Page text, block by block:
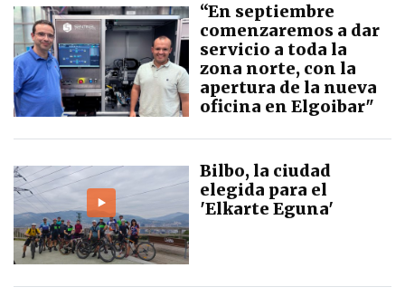
“En septiembre
comenzaremos a dar
servicio a toda la
zona norte, con la
apertura de la nueva
oficina en Elgoibar"
Bilbo, la ciudad
elegida para el
'Elkarte Eguna'